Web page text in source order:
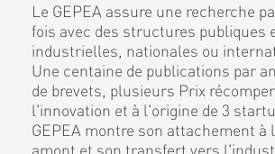
Le GEPEA assure une recherche
fois avec des structures publiques
industrielles, nationales ou
Une centaine de publications par
de brevets, plusieurs Prix
l'innovation et à l'origine de 3
GEPEA montre son attachement à
amont et son transfert vers